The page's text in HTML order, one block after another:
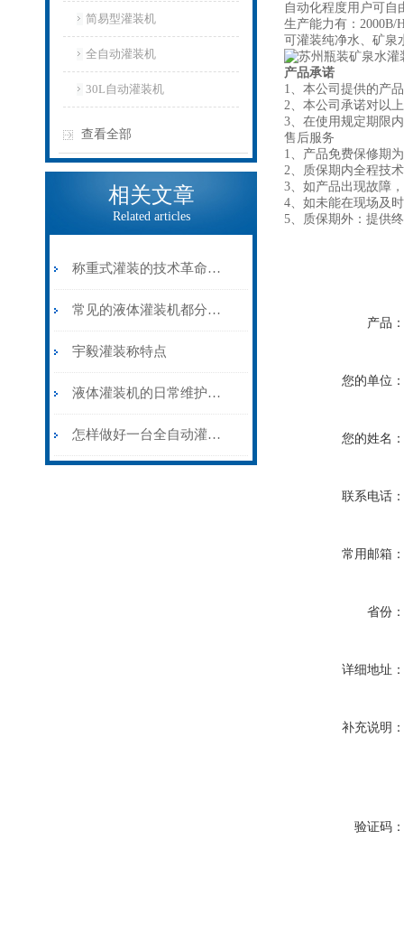
简易型灌装机
全自动灌装机
30L自动灌装机
查看全部
相关文章
Related articles
称重式灌装的技术革命——灌装称在大容量物料计量中的精准应用
常见的液体灌装机都分为哪几类？
宇毅灌装称特点
液体灌装机的日常维护和保养
怎样做好一台全自动灌装机？
自动化程度用户可自
生产能力有：2000B/
可灌装纯净水、矿泉
产品承诺
1、本公司提供的产
2、本公司承诺对以
3、在使用规定期限
售后服务
1、产品免费保修期
2、质保期内全程
3、如产品出现故障
4、如未能在现场及
5、质保期外：提供
产品：
您的单位：
您的姓名：
联系电话：
常用邮箱：
省份：
详细地址：
补充说明：
验证码：